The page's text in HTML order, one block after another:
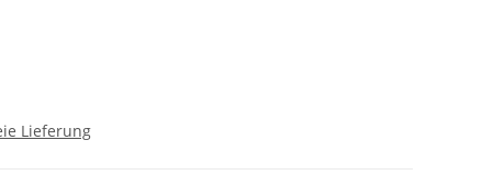
Lieferung